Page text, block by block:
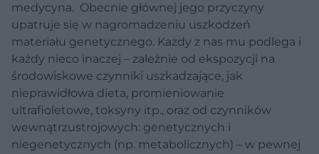
medycyna. Obecnie głównej jego przyczyny
upatruje się w nagromadzeniu uszkodzeń
materiału genetycznego. Każdy z nas mu podlega i
każdy nieco inaczej – zależnie od ekspozycji na
środowiskowe czynniki uszkadzające, jak
nieprawidłowa dieta, promieniowanie
ultrafioletowe, toksyny itp., oraz od czynników
wewnątrzustrojowych: genetycznych i
niegenetycznych (np. metabolicznych) – w pewnej